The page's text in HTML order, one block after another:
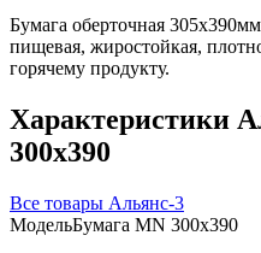
Бумага оберточная
пищевая, жиростойкая,
горячему продукту.
Характеристики
300х390
Все товары Альянс-3
МодельБумага MN 300х390